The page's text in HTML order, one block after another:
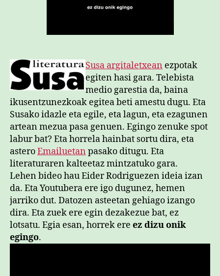
Susa argitaletxean ezpotak
egiten hasi gara. Telebista
medio garestia da, baina
ikusentzunezkoak egitea beti amestu dugu. Eta
Susako idazle eta egile, eta lagun, eta ezagunen
artean mezua pasa genuen. Egingo zenuke spot
labur bat? Eta horrela hainbat sortu dira, eta
asteroEmailuetan pasako ditugu. Eta
literaturaren kalteetaz mintzatuko gara.
Lehen bideo hau Eider Rodriguezen ideia izan
da. Eta Youtubera ere igo dugunez, hemen
jarriko dut. Datozen asteetan gehiago izango
dira. Eta zuek ere egin dezakezue bat, ez
lotsatu. Egia esan, horrek ere ez dizu onik
egingo.